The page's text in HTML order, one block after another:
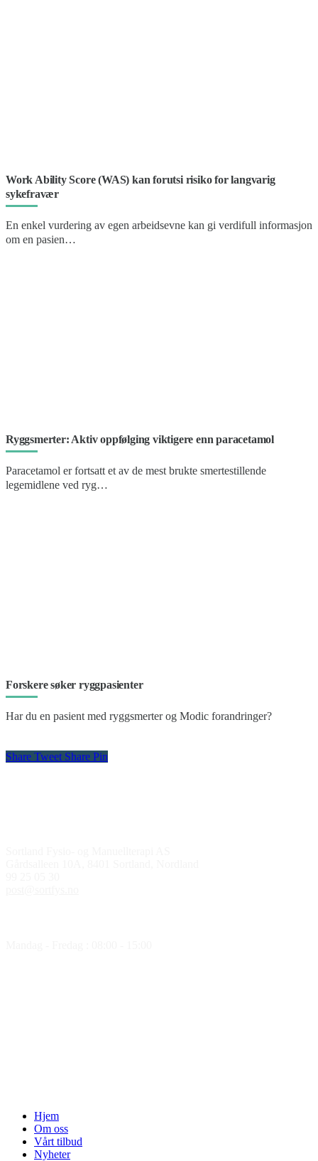
Work Ability Score (WAS) kan forutsi risiko for langvarig
sykefravær
En enkel vurdering av egen arbeidsevne kan gi verdifull informasjon
om en pasien…
Ryggsmerter: Aktiv oppfølging viktigere enn paracetamol
Paracetamol er fortsatt et av de mest brukte smertestillende
legemidlene ved ryg…
Forskere søker ryggpasienter
Har du en pasient med ryggsmerter og Modic forandringer?
Share Tweet Share Pin
Hjem
Om oss
Vårt tilbud
Nyheter